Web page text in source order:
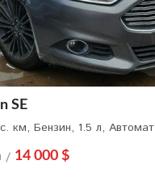
SE
км, Бензин, 1.5 л, Автомат
/ 14 000 $